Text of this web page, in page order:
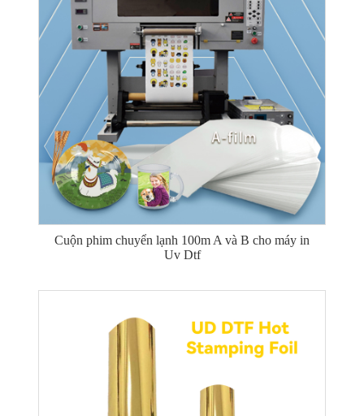
Cuộn phim chuyển lạnh 100m A và B cho máy in
Uv Dtf